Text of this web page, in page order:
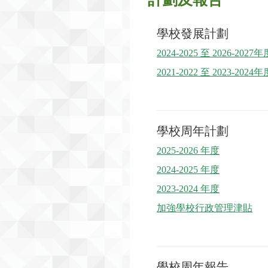
學校發展計劃
2024-2025 至 2026-2027年
2021-2022 至 2023-2024年
學校周年計劃
2025-2026 年度
2024-2025 年度
2023-2024 年度
加強學校行政管理津貼